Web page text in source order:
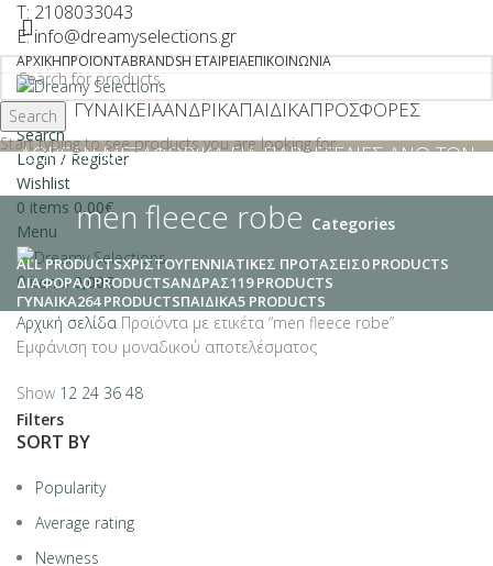
T: 2108033043
E: info@dreamyselections.gr
ΑΡΧΙΚΉΠΡΟΪΌΝΤΑBRANDSΗ ΕΤΑΙΡΕΊΑΕΠΙΚΟΙΝΩΝΊΑ
ΓΥΝΑΙΚΕΊΑΑΝΔΡΙΚΆΠΑΙΔΙΚΆΠΡΟΣΦΟΡΕΣ
Search
Login / Register
Wishlist
0 items 0,00€
Menu
0items 0,00€
ΔΩΡΕΑΝ ΜΕΤΑΦΟΡΙΚΑ ΓΙΑ ΠΑΡΑΓΓΕΛΙΕΣ ΑΝΩ ΤΩΝ
men fleece robe Categories
ALL PRODUCTSΧΡΙΣΤΟΥΓΕΝΝΙΑΤΙΚΕΣ ΠΡΟΤΑΣΕΙΣ0 PRODUCTS
ΔΙΆΦΟΡΑ0 PRODUCTSΑΝΔΡΑΣ119 PRODUCTS
ΓΥΝΑΊΚΑ264 PRODUCTSΠΑΙΔΙΚΆ5 PRODUCTS
Αρχική σελίδα Προϊόντα με ετικέτα “men fleece robe”
Εμφάνιση του μοναδικού αποτελέσματος
Show 12 24 36 48
Filters
SORT BY
Popularity
Average rating
Newness
Search
Start typing to see products you are looking for.